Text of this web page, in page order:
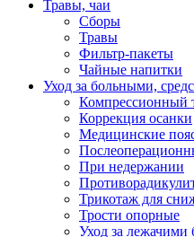
Травы, чаи
Сборы
Травы
Фильтр-пакеты
Чайные напитки
Уход за больными,
Компрессионный
Коррекция осанки
Медицинские
При недержании
Трикотаж для
Трости опорные
Уход за лежачими